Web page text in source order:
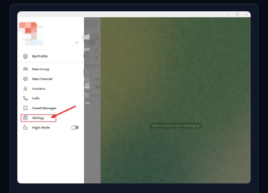
MODELO DE IA REVOLUCIONARIO
🎬